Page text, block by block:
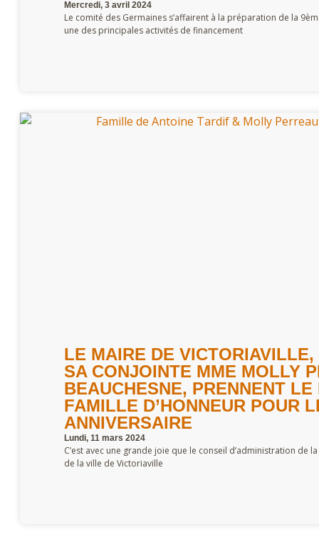
Mercredi, 3 avril 2024
Le comité des Germaines s’affairent à la préparation de la
une des principales activités de financement
LE MAIRE DE
SA CONJOINTE MME MOLLY
BEAUCHESNE, PRENNENT
FAMILLE D’HONNEUR POUR
ANNIVERSAIRE
Lundi, 11 mars 2024
C’est avec une grande joie que le conseil d’administration de
de la ville de Victoriaville